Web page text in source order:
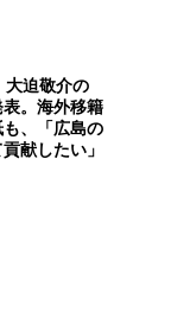
大迫敬介の
。海外移籍
、「広島の
献したい」